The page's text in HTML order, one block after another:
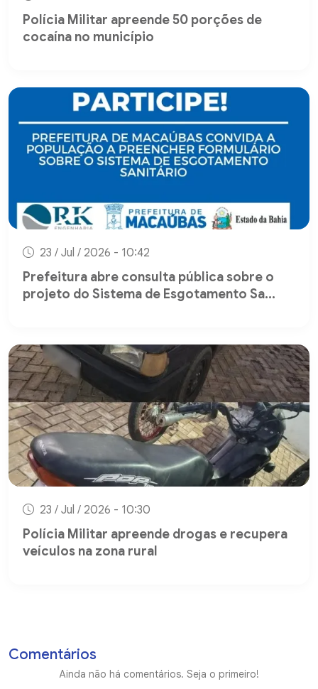
Polícia Militar apreende 50 porções de
cocaína no município
23 / Jul / 2026 - 10:42
Prefeitura abre consulta pública sobre o
projeto do Sistema de Esgotamento Sa...
23 / Jul / 2026 - 10:30
Polícia Militar apreende drogas e recupera
veículos na zona rural
Comentários
Ainda não há comentários. Seja o primeiro!